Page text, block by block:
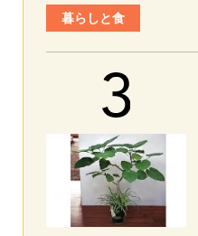
暮らしと食